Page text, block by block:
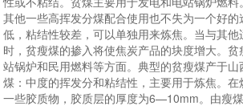
其他一些高挥发分煤配合使用也不失为一个好
低，粘结性较差，可以单独用来炼焦。当与其
时，贫瘦煤的掺入将使焦炭产品的块度增大。
站锅炉和民用燃料等方面。典型的贫瘦煤产于
煤：中度的挥发分和粘结性，主要用于炼焦。
一些胶质物，胶质层的厚度为6—10mm。由瘦